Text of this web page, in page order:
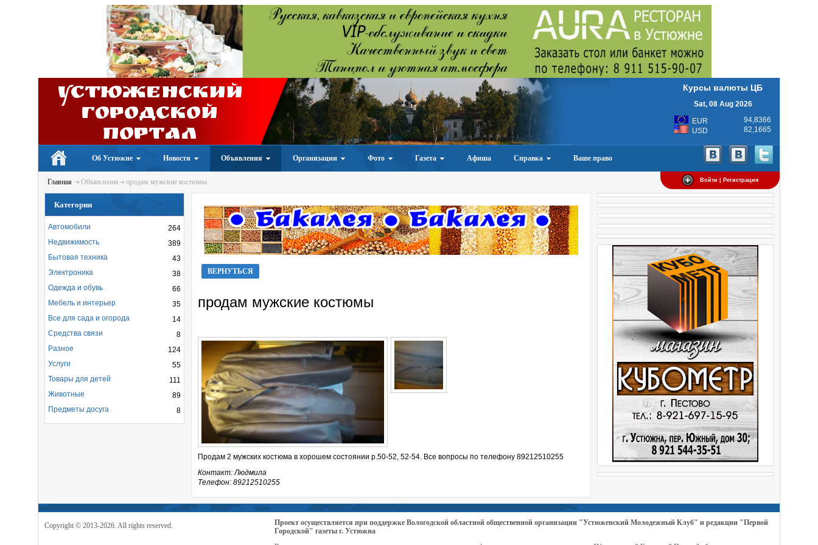
Устюженский
Городской
портал
Курсы валюты ЦБ
Sat, 08 Aug 2026
EUR
94,8366
USD
82,1665
Об Устюжне Новости Объявления Организации Фото Газета Афиша Справка Ваше право
Войти | Регистрация
Главная Объявления продам мужские костюмы
ВЕРНУТЬСЯ
продам мужские костюмы
Продам 2 мужских костюма в хорошем состоянии р.50-52, 52-54. Все вопросы по телефону 89212510255
Контакт: Людмила
Телефон: 89212510255
Категории
264
Автомобили
389
Недвижимость
43
Бытовая техника
38
Электроника
66
Одежда и обувь
35
Мебель и интерьер
14
Все для сада и огорода
8
Средства связи
124
Разное
55
Услуги
111
Товары для детей
89
Животные
8
Предметы досуга
Copyright © 2013-2026. All rights reserved.
Проект осуществляется при поддержке Вологодской областной общественной организации "Устюженский Молодежный Клуб" и редакции "Первой
Городской" газеты г. Устюжна